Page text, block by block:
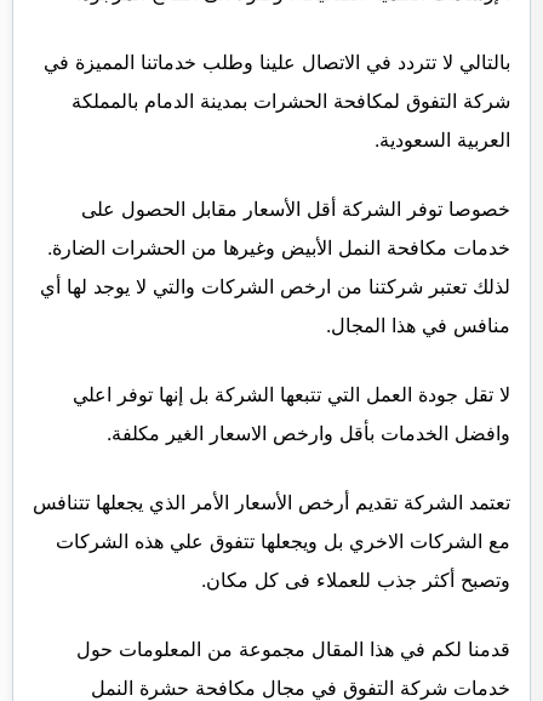
بالتالي لا تتردد في الاتصال علينا وطلب خدماتنا المميزة في
شركة التفوق لمكافحة الحشرات بمدينة الدمام بالمملكة
العربية السعودية.
خصوصا توفر الشركة أقل الأسعار مقابل الحصول على
خدمات مكافحة النمل الأبيض وغيرها من الحشرات الضارة.
لذلك تعتبر شركتنا من ارخص الشركات والتي لا يوجد لها أي
منافس في هذا المجال.
لا تقل جودة العمل التي تتبعها الشركة بل إنها توفر اعلي
وافضل الخدمات بأقل وارخص الاسعار الغير مكلفة.
تعتمد الشركة تقديم أرخص الأسعار الأمر الذي يجعلها تتنافس
مع الشركات الاخري بل ويجعلها تتفوق علي هذه الشركات
وتصبح أكثر جذب للعملاء فى كل مكان.
قدمنا لكم في هذا المقال مجموعة من المعلومات حول
خدمات شركة التفوق في مجال مكافحة حشرة النمل